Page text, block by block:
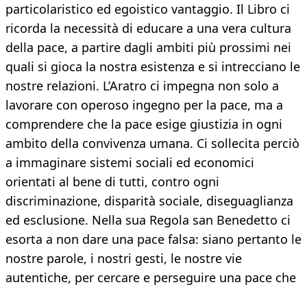
particolaristico ed egoistico vantaggio. Il Libro ci
ricorda la necessità di educare a una vera cultura
della pace, a partire dagli ambiti più prossimi nei
quali si gioca la nostra esistenza e si intrecciano le
nostre relazioni. L’Aratro ci impegna non solo a
lavorare con operoso ingegno per la pace, ma a
comprendere che la pace esige giustizia in ogni
ambito della convivenza umana. Ci sollecita perciò
a immaginare sistemi sociali ed economici
orientati al bene di tutti, contro ogni
discriminazione, disparità sociale, diseguaglianza
ed esclusione. Nella sua Regola san Benedetto ci
esorta a non dare una pace falsa: siano pertanto le
nostre parole, i nostri gesti, le nostre vie
autentiche, per cercare e perseguire una pace che